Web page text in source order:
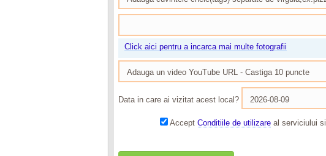
Click aici pentru a incarca mai multe fotografii
Data in care ai vizitat acest local?
AcceptConditiile de utilizare al serviciului si